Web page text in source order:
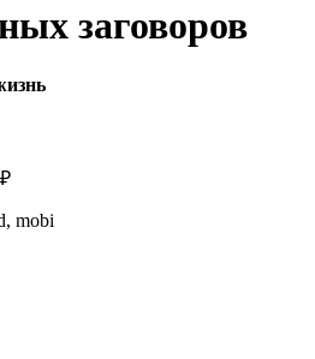
заговоров
₽
mobi